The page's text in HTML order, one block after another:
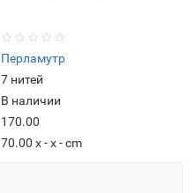
Перламутр
7 нитей
В наличии
170.00
70.00 x - x - cm